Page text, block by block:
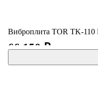
Виброплита TOR TK-110
66 150 ₽